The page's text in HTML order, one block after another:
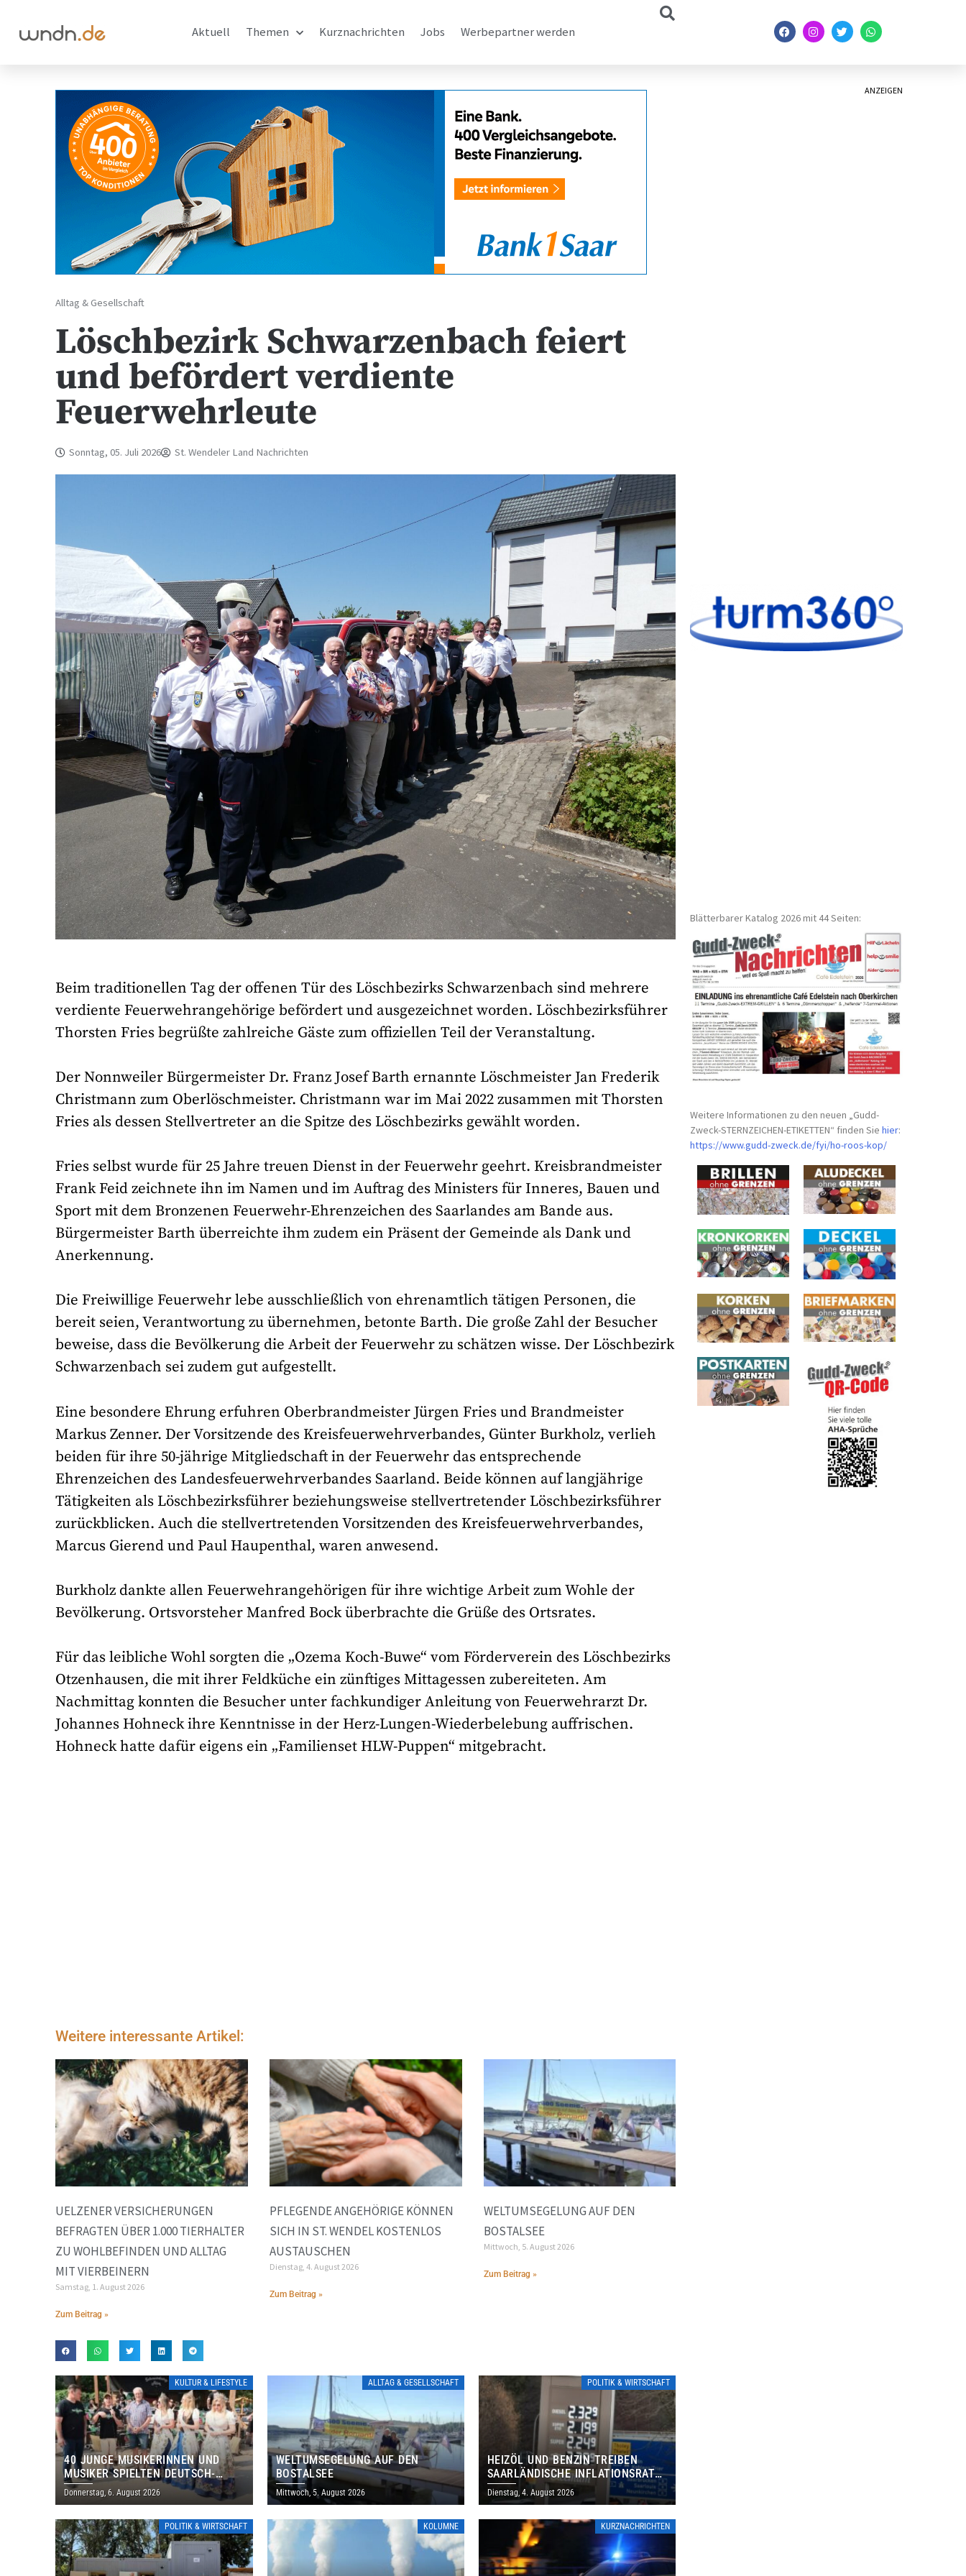
Aktuell Themen Kurznachrichten Jobs Werbepartner werden
Alltag & Gesellschaft
Löschbezirk Schwarzenbach feiert
und befördert verdiente
Feuerwehrleute
Sonntag, 05. Juli 2026 St. Wendeler Land Nachrichten
Beim traditionellen Tag der offenen Tür des Löschbezirks Schwarzenbach sind mehrere
verdiente Feuerwehrangehörige befördert und ausgezeichnet worden. Löschbezirksführer
Thorsten Fries begrüßte zahlreiche Gäste zum offiziellen Teil der Veranstaltung.
Der Nonnweiler Bürgermeister Dr. Franz Josef Barth ernannte Löschmeister Jan Frederik
Christmann zum Oberlöschmeister. Christmann war im Mai 2022 zusammen mit Thorsten
Fries als dessen Stellvertreter an die Spitze des Löschbezirks gewählt worden.
Fries selbst wurde für 25 Jahre treuen Dienst in der Feuerwehr geehrt. Kreisbrandmeister
Frank Feid zeichnete ihn im Namen und im Auftrag des Ministers für Inneres, Bauen und
Sport mit dem Bronzenen Feuerwehr-Ehrenzeichen des Saarlandes am Bande aus.
Bürgermeister Barth überreichte ihm zudem ein Präsent der Gemeinde als Dank und
Anerkennung.
Die Freiwillige Feuerwehr lebe ausschließlich von ehrenamtlich tätigen Personen, die
bereit seien, Verantwortung zu übernehmen, betonte Barth. Die große Zahl der Besucher
beweise, dass die Bevölkerung die Arbeit der Feuerwehr zu schätzen wisse. Der Löschbezirk
Schwarzenbach sei zudem gut aufgestellt.
Eine besondere Ehrung erfuhren Oberbrandmeister Jürgen Fries und Brandmeister
Markus Zenner. Der Vorsitzende des Kreisfeuerwehrverbandes, Günter Burkholz, verlieh
beiden für ihre 50-jährige Mitgliedschaft in der Feuerwehr das entsprechende
Ehrenzeichen des Landesfeuerwehrverbandes Saarland. Beide können auf langjährige
Tätigkeiten als Löschbezirksführer beziehungsweise stellvertretender Löschbezirksführer
zurückblicken. Auch die stellvertretenden Vorsitzenden des Kreisfeuerwehrverbandes,
Marcus Gierend und Paul Haupenthal, waren anwesend.
Burkholz dankte allen Feuerwehrangehörigen für ihre wichtige Arbeit zum Wohle der
Bevölkerung. Ortsvorsteher Manfred Bock überbrachte die Grüße des Ortsrates.
Für das leibliche Wohl sorgten die „Ozema Koch-Buwe“ vom Förderverein des Löschbezirks
Otzenhausen, die mit ihrer Feldküche ein zünftiges Mittagessen zubereiteten. Am
Nachmittag konnten die Besucher unter fachkundiger Anleitung von Feuerwehrarzt Dr.
Johannes Hohneck ihre Kenntnisse in der Herz-Lungen-Wiederbelebung auffrischen.
Hohneck hatte dafür eigens ein „Familienset HLW-Puppen“ mitgebracht.
Weitere interessante Artikel:
UELZENER VERSICHERUNGEN
BEFRAGTEN ÜBER 1.000 TIERHALTER
ZU WOHLBEFINDEN UND ALLTAG
MIT VIERBEINERN
Samstag, 1. August 2026
Zum Beitrag »
PFLEGENDE ANGEHÖRIGE KÖNNEN
SICH IN ST. WENDEL KOSTENLOS
AUSTAUSCHEN
Dienstag, 4. August 2026
Zum Beitrag »
WELTUMSEGELUNG AUF DEN
BOSTALSEE
Mittwoch, 5. August 2026
Zum Beitrag »
KULTUR & LIFESTYLE
40 JUNGE MUSIKERINNEN UND
MUSIKER SPIELTEN DEUTSCH-
BRASILIANISCHES PROGRAMM IN
THOLEY
Donnerstag, 6. August 2026
ALLTAG & GESELLSCHAFT
WELTUMSEGELUNG AUF DEN
BOSTALSEE
Mittwoch, 5. August 2026
POLITIK & WIRTSCHAFT
HEIZÖL UND BENZIN TREIBEN
SAARLÄNDISCHE INFLATIONSRATE
IM JULI AUF 3,2 PROZENT
Dienstag, 4. August 2026
POLITIK & WIRTSCHAFT KOLUMNE KURZNACHRICHTEN
ANZEIGEN
Blätterbarer Katalog 2026 mit 44 Seiten:
Weitere Informationen zu den neuen „Gudd-
Zweck-STERNZEICHEN-ETIKETTEN“ finden Siehier:
https://www.gudd-zweck.de/fyi/ho-roos-kop/